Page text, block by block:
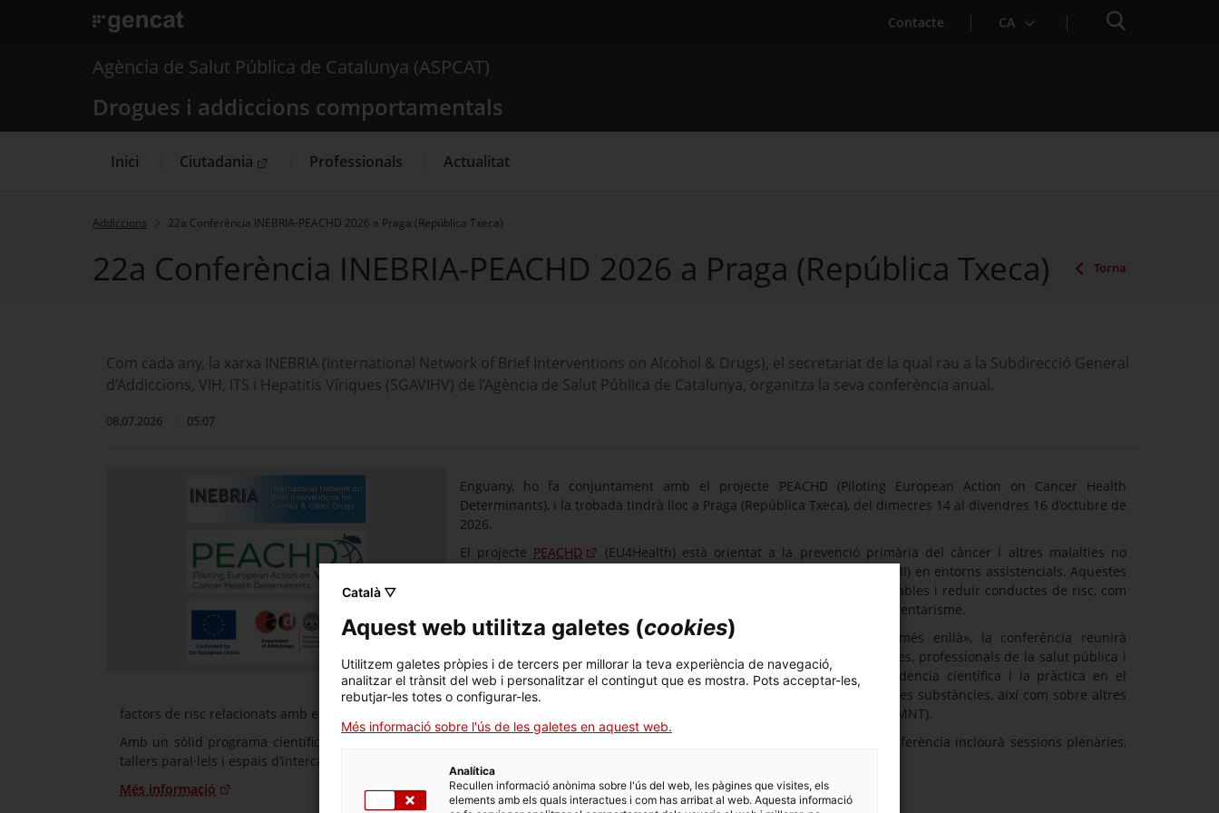
. Obre en una nova finestra. Contacte CA Cercador
Agència de Salut Pública de Catalunya (ASPCAT)
Drogues i addiccions comportamentals
Inici Ciutadania
. Obre en una nova finestra.
Professionals Actualitat
. Obre en una nova finestra.
Addiccions 22a Conferència INEBRIA-PEACHD 2026 a Praga (República Txeca)
22a Conferència INEBRIA-PEACHD 2026 a Praga (República Txeca) Torna
Com cada any, la xarxa INEBRIA (International Network of Brief Interventions on Alcohol & Drugs), el secretariat de la qual rau a la Subdirecció General
d’Addiccions, VIH, ITS i Hepatitis Víriques (SGAVIHV) de l’Agència de Salut Pública de Catalunya, organitza la seva conferència anual.
08.07.2026 05:07
Enguany, ho fa conjuntament amb el projecte PEACHD (Piloting European Action on Cancer Health
Determinants), i la trobada tindrà lloc a Praga (República Txeca), del dimecres 14 al divendres 16 d’octubre de
2026.
El projecte PEACHD
(EU4Health) està orientat a la prevenció primària del càncer i altres malalties no
transmissibles (MNT) mitjançant programes d’intervencions breus (BI/SBI) en entorns assistencials. Aquestes
intervencions tenen com a objectiu promoure estils de vida més saludables i reduir conductes de risc, com
ara el consum de tabac i alcohol, una alimentació poc saludable o el sedentarisme.
Sota el títol «L’ampli abast de les intervencions breus: alcohol i més enllà», la conferència reunirà
investigadors, professionals clínics, responsables de polítiques públiques, professionals de la salut pública i
agents comunitaris, i oferirà un fòrum d’alt nivell per impulsar l’evidència científica i la pràctica en el
cribratge i les intervencions breus (SBI) sobre el consum d’alcohol i altres substàncies, així com sobre altres
factors de risc relacionats amb els estils de vida, especialment en la prevenció del càncer i d’altres malalties no transmissibles (MNT).
Amb un sòlid programa científic i un format completament presencial, dissenyat per afavorir al màxim la participació, la conferència inclourà sessions plenàries,
tallers paral·lels i espais d’intercanvi interdisciplinari a la històrica seu de la Charles University, al cor de l’Europa central.
Més informació
Català ▽
Aquest web utilitza galetes (cookies)
Utilitzem galetes pròpies i de tercers per millorar la teva experiència de navegació,
analitzar el trànsit del web i personalitzar el contingut que es mostra. Pots acceptar-les,
rebutjar-les totes o configurar-les.
Més informació sobre l'ús de les galetes en aquest web.
Analítica
Recullen informació anònima sobre l'ús del web, les pàgines que visites, els
elements amb els quals interactues i com has arribat al web. Aquesta informació